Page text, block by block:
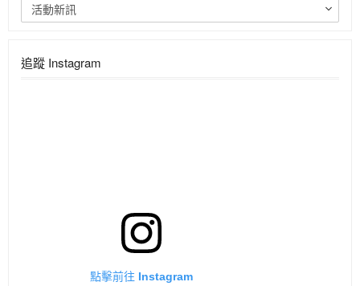
活動新訊
追蹤 Instagram
點擊前往 Instagram